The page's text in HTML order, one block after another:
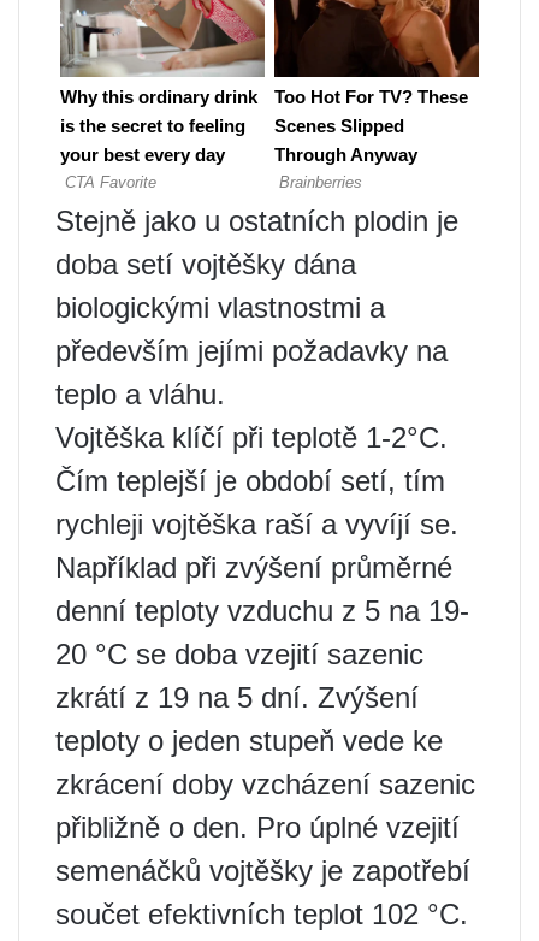
Stejně jako u ostatních plodin je
doba setí vojtěšky dána
biologickými vlastnostmi a
především jejími požadavky na
teplo a vláhu.
Vojtěška klíčí při teplotě 1-2°C.
Čím teplejší je období setí, tím
rychleji vojtěška raší a vyvíjí se.
Například při zvýšení průměrné
denní teploty vzduchu z 5 na 19-
20 °C se doba vzejití sazenic
zkrátí z 19 na 5 dní. Zvýšení
teploty o jeden stupeň vede ke
zkrácení doby vzcházení sazenic
přibližně o den. Pro úplné vzejití
semenáčků vojtěšky je zapotřebí
součet efektivních teplot 102 °C.